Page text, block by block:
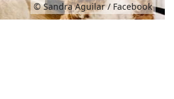
© Sandra Aguilar / Facebook